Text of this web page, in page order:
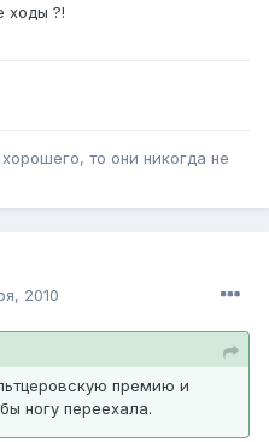
ходы ?!
то они никогда не
2010
премию и
ногу переехала.